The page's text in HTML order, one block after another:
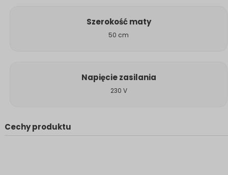
Szerokość maty
50 cm
Napięcie zasilania
230 V
Cechy produktu